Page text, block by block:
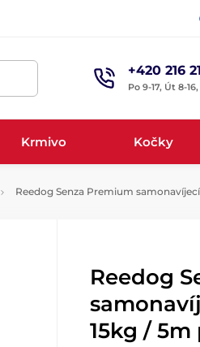
+420 216
Po 9-17, Út 8-
Krmivo Kočky
Reedog Senza Premium
Reedog
15kg /